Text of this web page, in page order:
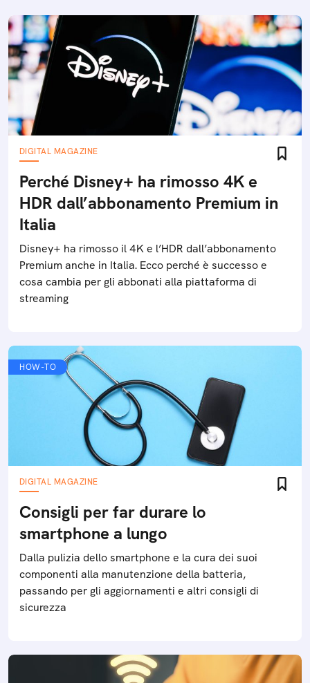
DIGITAL MAGAZINE
Perché Disney+ ha rimosso 4K e
HDR dall’abbonamento Premium in
Italia
Disney+ ha rimosso il 4K e l’HDR dall’abbonamento
Premium anche in Italia. Ecco perché è successo e
cosa cambia per gli abbonati alla piattaforma di
streaming
HOW-TO
DIGITAL MAGAZINE
Consigli per far durare lo
smartphone a lungo
Dalla pulizia dello smartphone e la cura dei suoi
componenti alla manutenzione della batteria,
passando per gli aggiornamenti e altri consigli di
sicurezza